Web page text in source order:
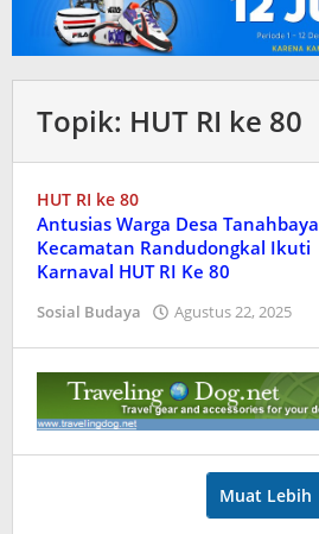
Topik: HUT RI ke 80
HUT RI ke 80
Antusias Warga Desa Tanahbaya
Kecamatan Randudongkal Ikuti
Karnaval HUT RI Ke 80
Sosial Budaya Agustus 22, 2025
Muat Lebih